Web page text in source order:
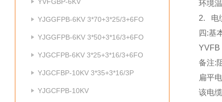
YJGGFPB-6KV 3*70+3*25/3+6FO
YJGGFPB-6KV 3*50+3*16/3+6FO
YJGCFPB-6KV 3*25+3*16/3+6FO
YJGCFBP-10KV 3*35+3*16/3P
YJGCFPB-10KV
环境
2. 电
四:基
YVFB
备注:
扁平
该电